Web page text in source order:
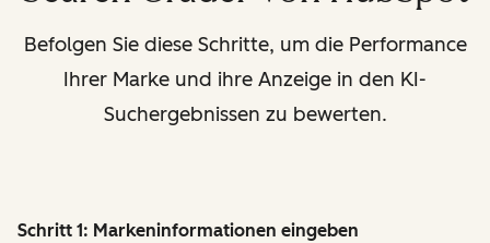
Befolgen Sie diese Schritte, um die Performance
Ihrer Marke und ihre Anzeige in den KI-
Suchergebnissen zu bewerten.
Schritt 1: Markeninformationen eingeben